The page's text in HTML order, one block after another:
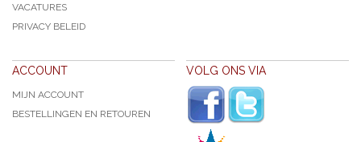
VACATURES
PRIVACY BELEID
ACCOUNT
MIJN ACCOUNT
BESTELLINGEN EN RETOUREN
VOLG ONS VIA